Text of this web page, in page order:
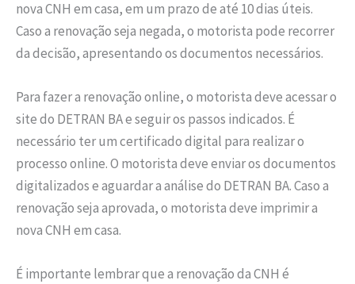
nova CNH em casa, em um prazo de até 10 dias úteis.
Caso a renovação seja negada, o motorista pode recorrer
da decisão, apresentando os documentos necessários.
Para fazer a renovação online, o motorista deve acessar o
site do DETRAN BA e seguir os passos indicados. É
necessário ter um certificado digital para realizar o
processo online. O motorista deve enviar os documentos
digitalizados e aguardar a análise do DETRAN BA. Caso a
renovação seja aprovada, o motorista deve imprimir a
nova CNH em casa.
É importante lembrar que a renovação da CNH é